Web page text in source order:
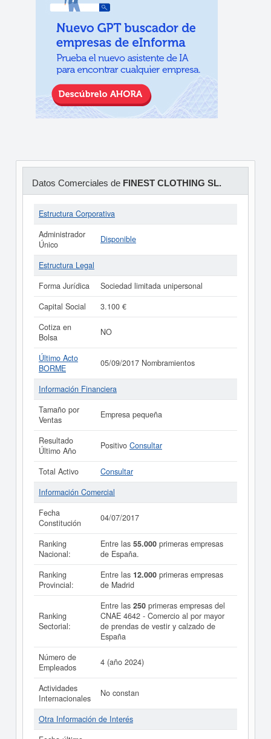
Datos Comerciales de FINEST CLOTHING SL.
Estructura Corporativa
Administrador
Único
Disponible
Estructura Legal
Forma Jurídica
Sociedad limitada unipersonal
Capital Social
3.100 €
Cotiza en
Bolsa
NO
Último Acto
BORME
05/09/2017 Nombramientos
Información Financiera
Tamaño por
Ventas
Empresa pequeña
Resultado
Último Año
Positivo Consultar
Total Activo
Consultar
Información Comercial
Fecha
Constitución
04/07/2017
Ranking
Nacional:
Entre las 55.000 primeras empresas
de España.
Ranking
Provincial:
Entre las 12.000 primeras empresas
de Madrid
Ranking
Sectorial:
Entre las 250 primeras empresas del
CNAE 4642 - Comercio al por mayor
de prendas de vestir y calzado de
España
Número de
Empleados
4 (año 2024)
Actividades
Internacionales
No constan
Otra Información de Interés